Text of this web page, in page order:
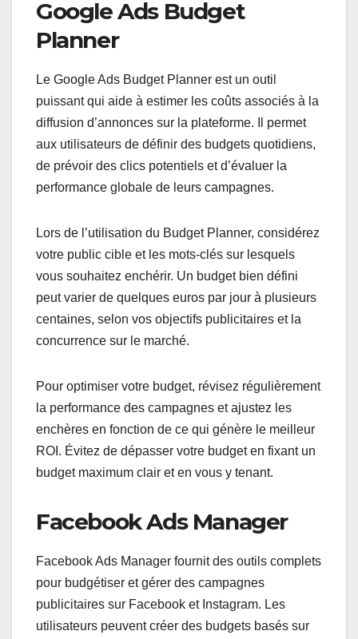
Google Ads Budget
Planner
Le Google Ads Budget Planner est un outil
puissant qui aide à estimer les coûts associés à la
diffusion d’annonces sur la plateforme. Il permet
aux utilisateurs de définir des budgets quotidiens,
de prévoir des clics potentiels et d’évaluer la
performance globale de leurs campagnes.
Lors de l’utilisation du Budget Planner, considérez
votre public cible et les mots-clés sur lesquels
vous souhaitez enchérir. Un budget bien défini
peut varier de quelques euros par jour à plusieurs
centaines, selon vos objectifs publicitaires et la
concurrence sur le marché.
Pour optimiser votre budget, révisez régulièrement
la performance des campagnes et ajustez les
enchères en fonction de ce qui génère le meilleur
ROI. Évitez de dépasser votre budget en fixant un
budget maximum clair et en vous y tenant.
Facebook Ads Manager
Facebook Ads Manager fournit des outils complets
pour budgétiser et gérer des campagnes
publicitaires sur Facebook et Instagram. Les
utilisateurs peuvent créer des budgets basés sur